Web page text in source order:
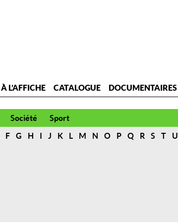
À L’AFFICHE CATALOGUE DOCUMENTAIRES
Société
Sport
F G H I J K L M N O P Q R S T U